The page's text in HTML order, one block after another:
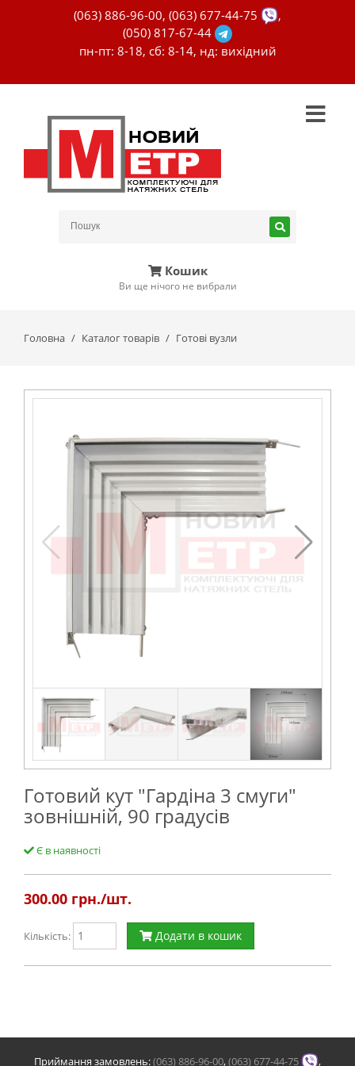
(063) 886-96-00, (063) 677-44-75
,
(050) 817-67-44
пн-пт: 8-18, сб: 8-14, нд: вихідний
Кошик
Ви ще нічого не вибрали
Головна Каталог товарів Готові вузли
Готовий кут "Гардіна 3 смуги"
зовнішній, 90 градусів
Є в наявності
300.00 грн./шт.
Кількість: Додати в кошик
Приймання замовлень:(063) 886-96-00,(063) 677-44-75 ,